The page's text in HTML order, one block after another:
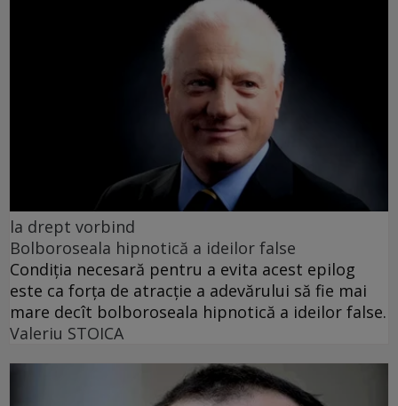
la drept vorbind
Bolboroseala hipnotică a ideilor false
Condiția necesară pentru a evita acest epilog
este ca forța de atracție a adevărului să fie mai
mare decît bolboroseala hipnotică a ideilor false.
Valeriu STOICA